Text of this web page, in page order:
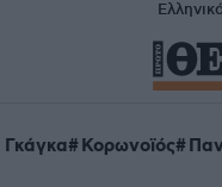
Ελληνικά
Γκάγκα Κορωνοϊός